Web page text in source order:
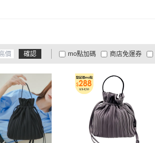
確認 mo點加碼
低溫宅配
大家電安心配
大家電快配
商店免運券
及以上 及以上